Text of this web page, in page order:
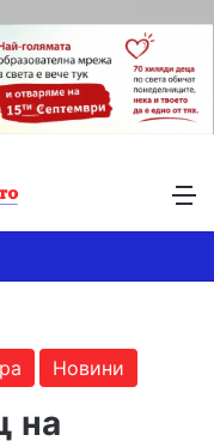
Новини
на